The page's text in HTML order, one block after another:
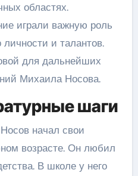
областях.
играли важную роль
и талантов.
для дальнейших
Михаила Носова.
шаги
начал свои
возрасте. Он любил
В школе у него